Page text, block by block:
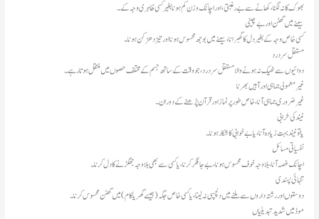
بھوک کا نہ لگنا، کھانے سے بے رغبتی، اور اچانک وزن کم ہونا بغیر کسی ظاہری وجہ کے۔
​سینے میں گھٹن اور بےچینی
کسی خاص وجہ کے بغیر دل کا گھبرانا، سینے میں بوجھ محسوس ہونا اور تیز دھڑکن ہونا۔
​مستقل سر درد
دوائیوں سے ٹھیک نہ ہونے والا مستقل سر درد، جو وقت کے ساتھ جسم کے مختلف حصوں میں منتقل ہوتا رہے۔
​غیر معمولی جماہی اور آہیں بھرنا
غیر ضروری جماہی آنا، خاص طور پر نماز اور قرآن پڑھنے کے دوران۔
​نیند کی خرابی
یا تو نیند بہت زیادہ آنا، یا بے خوابی کا شکار ہونا۔
​نفسیاتی مسائل
اچانک غصہ آنا، بلاوجہ خوف محسوس ہونا، بے جا فکر کرنا، یا کسی سے بھی بلاوجہ جھگڑنے کا دل کرنا۔
​تنہائی پسندی
دوستوں اور رشتہ داروں سے ملنے میں دلچسپی نہ لینا، یا کسی خاص جگہ (جیسے گھر یا کام) میں گھٹن محسوس کرنا۔
​موڈ میں شدید تبدیلیاں